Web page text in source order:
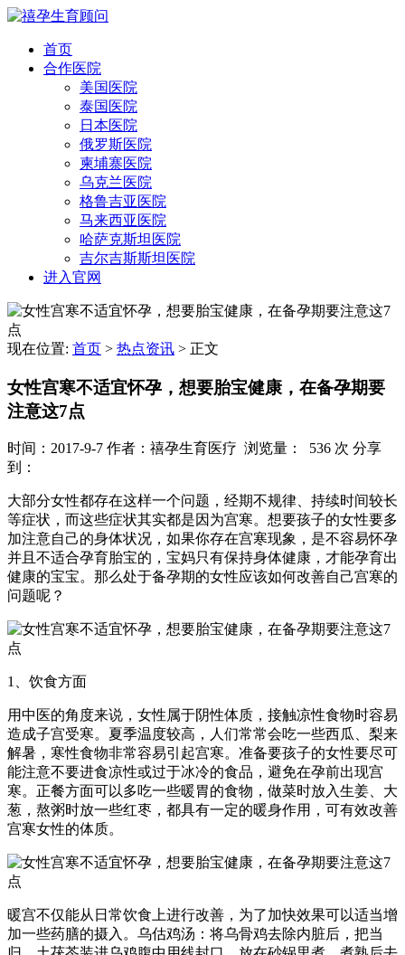
首页
合作医院
美国医院
泰国医院
日本医院
俄罗斯医院
柬埔寨医院
乌克兰医院
格鲁吉亚医院
马来西亚医院
哈萨克斯坦医院
吉尔吉斯斯坦医院
进入官网
现在位置: 首页 > 热点资讯 > 正文
女性宫寒不适宜怀孕，想要胎宝健康，在备孕期要
注意这7点
时间：2017-9-7 作者：禧孕生育医疗 浏览量： 536 次 分享
到：
大部分女性都存在这样一个问题，经期不规律、持续时间较长
等症状，而这些症状其实都是因为宫寒。想要孩子的女性要多
加注意自己的身体状况，如果你存在宫寒现象，是不容易怀孕
并且不适合孕育胎宝的，宝妈只有保持身体健康，才能孕育出
健康的宝宝。那么处于备孕期的女性应该如何改善自己宫寒的
问题呢？
1、饮食方面
用中医的角度来说，女性属于阴性体质，接触凉性食物时容易
造成子宫受寒。夏季温度较高，人们常常会吃一些西瓜、梨来
解暑，寒性食物非常容易引起宫寒。准备要孩子的女性要尽可
能注意不要进食凉性或过于冰冷的食品，避免在孕前出现宫
寒。正餐方面可以多吃一些暖胃的食物，做菜时放入生姜、大
葱，熬粥时放一些红枣，都具有一定的暖身作用，可有效改善
宫寒女性的体质。
暖宫不仅能从日常饮食上进行改善，为了加快效果可以适当增
加一些药膳的摄入。乌估鸡汤：将乌骨鸡去除内脏后，把当